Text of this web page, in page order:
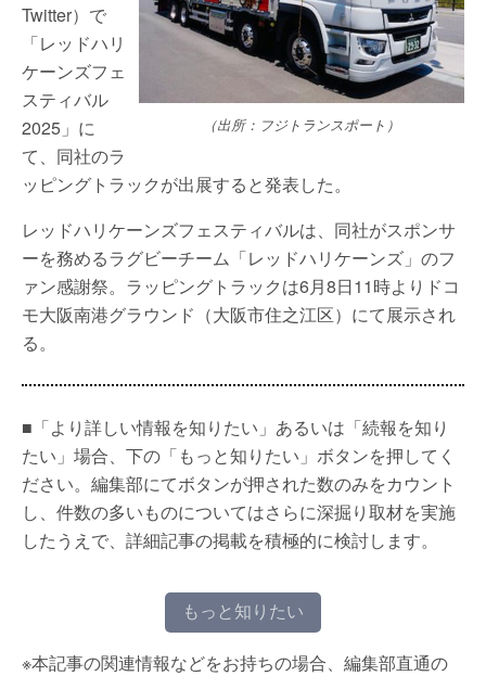
（出所：フジトランスポート）
Twitter）で
「レッドハリ
ケーンズフェ
スティバル
2025」に
て、同社のラ
ッピングトラックが出展すると発表した。
レッドハリケーンズフェスティバルは、同社がスポンサ
ーを務めるラグビーチーム「レッドハリケーンズ」のフ
ァン感謝祭。ラッピングトラックは6月8日11時よりドコ
モ大阪南港グラウンド（大阪市住之江区）にて展示され
る。
■「より詳しい情報を知りたい」あるいは「続報を知り
たい」場合、下の「もっと知りたい」ボタンを押してく
ださい。編集部にてボタンが押された数のみをカウント
し、件数の多いものについてはさらに深掘り取材を実施
したうえで、詳細記事の掲載を積極的に検討します。
もっと知りたい
※本記事の関連情報などをお持ちの場合、編集部直通の